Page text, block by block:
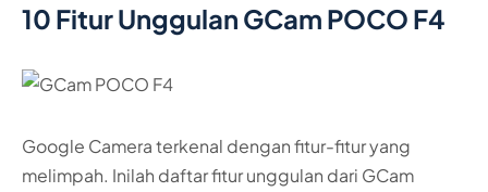
10 Fitur Unggulan GCam POCO F4
Google Camera terkenal dengan fitur-fitur yang
melimpah. Inilah daftar fitur unggulan dari GCam